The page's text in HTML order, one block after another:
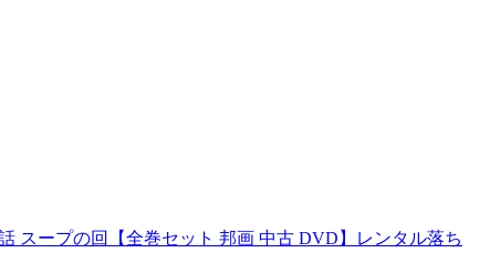
スープの回【全巻セット 邦画 中古 DVD】レンタル落ち